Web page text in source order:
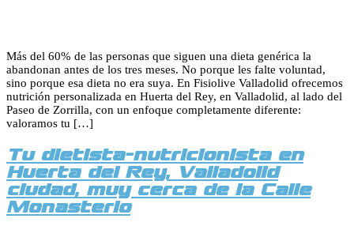
Más del 60% de las personas que siguen una dieta genérica la
abandonan antes de los tres meses. No porque les falte voluntad,
sino porque esa dieta no era suya. En Fisiolive Valladolid ofrecemos
nutrición personalizada en Huerta del Rey, en Valladolid, al lado del
Paseo de Zorrilla, con un enfoque completamente diferente:
valoramos tu […]
Tu dietista-nutricionista en
Huerta del Rey, Valladolid
ciudad, muy cerca de la Calle
Monasterio